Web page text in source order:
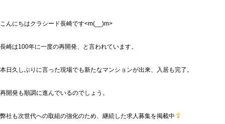
こんにちはクラシード長崎です<m(__)m>
長崎は100年に一度の再開発、と言われています。
本日久しぶりに言った現場でも新たなマンションが出来、入居も完了。
再開発も順調に進んでいるのでしょう。
弊社も次世代への取組の強化のため、継続した求人募集を掲載中